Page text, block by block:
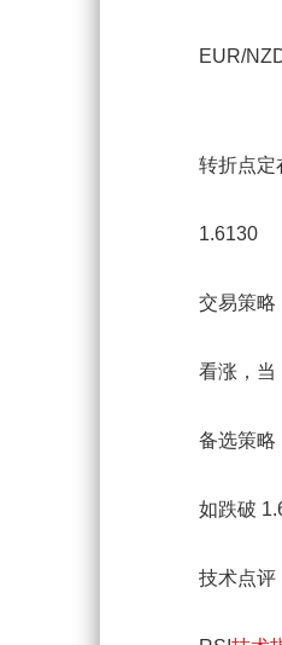
EUR/NZD
转折点定
1.6130
交易策略
看涨，当
备选策略
如跌破
技术点评